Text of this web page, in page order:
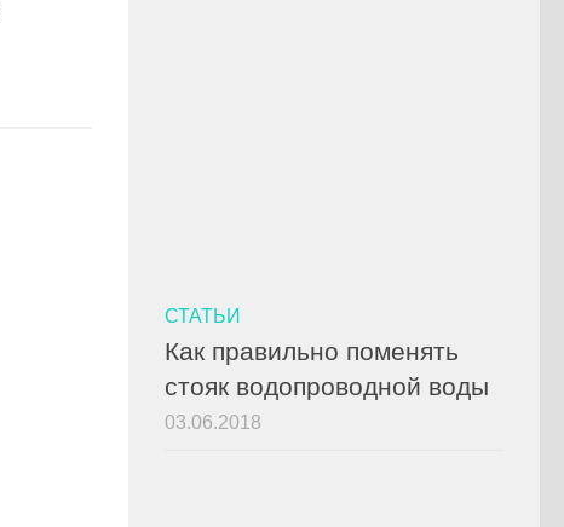
СТАТЬИ
Как правильно поменять
стояк водопроводной воды
03.06.2018